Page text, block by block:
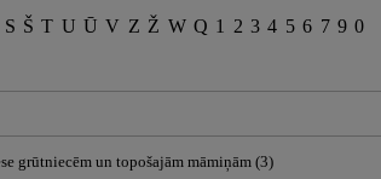
S Š T U Ū V Z Ž W Q 1 2 3 4 5 6 7 9 0
grūtniecēm un topošajām māmiņām (3)